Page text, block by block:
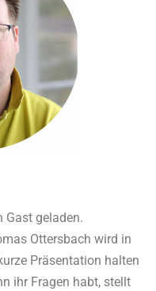
Gast geladen.
Ottersbach wird in
Präsentation halten
ihr Fragen habt, stellt